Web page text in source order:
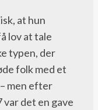
at hun
lov at tale
typen, der
folk med et
men efter
det en gave